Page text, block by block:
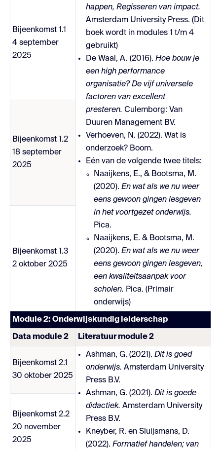
Bijeenkomst 1.1
4 september
2025
happen, Regisseren van impact.
Amsterdam University Press. (Dit
boek wordt in modules 1 t/m 4
gebruikt)
De Waal, A. (2016). Hoe bouw je
een high performance
organisatie? De vijf universele
factoren van excellent
presteren. Culemborg: Van
Duuren Management BV.
Verhoeven, N. (2022). Wat is
onderzoek? Boom.
Eén van de volgende twee titels:
Naaijkens, E., & Bootsma, M.
(2020). En wat als we nu weer
eens gewoon gingen lesgeven
in het voortgezet onderwijs.
Pica.
Naaijkens, E. & Bootsma, M.
(2020). En wat als we nu weer
eens gewoon gingen lesgeven,
een kwaliteitsaanpak voor
scholen. Pica. (Primair
onderwijs)
Bijeenkomst 1.2
18 september
2025
Bijeenkomst 1.3
2 oktober 2025
Module 2: Onderwijskundig leiderschap
Data module 2 Literatuur module 2
Bijeenkomst 2.1
30 oktober 2025
Ashman, G. (2021). Dit is goed
onderwijs. Amsterdam University
Press B.V.
Ashman, G. (2021). Dit is goede
didactiek. Amsterdam University
Press B.V.
Kneyber, R. en Sluijsmans, D.
(2022). Formatief handelen; van
Bijeenkomst 2.2
20 november
2025